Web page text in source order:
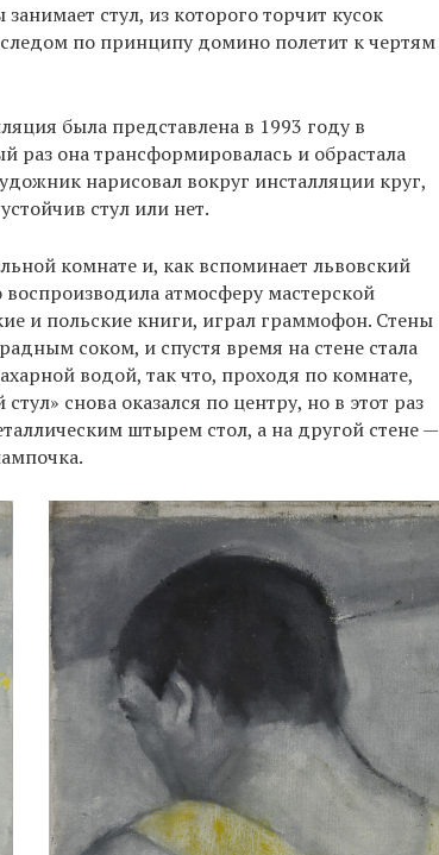
стул, из которого торчит кусок
по принципу домино полетит к чертям
была представлена в 1993 году в
она трансформировалась и обрастала
нарисовал вокруг инсталляции круг,
стул или нет.
комнате и, как вспоминает львовский
атмосферу мастерской
и польские книги, играл граммофон. Стены
соком, и спустя время на стене стала
водой, так что, проходя по комнате,
снова оказался по центру, но в этот раз
штырем стол, а на другой стене —